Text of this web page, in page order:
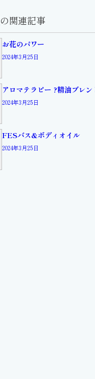
の関連記事
お花のパワー
2024年3月25日
アロマテラピー ?精油ブレ
2024年3月25日
FESバス&ボディオイル
2024年3月25日